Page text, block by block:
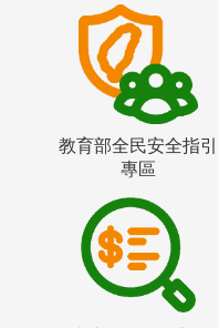
教育部全民安全指引
專區